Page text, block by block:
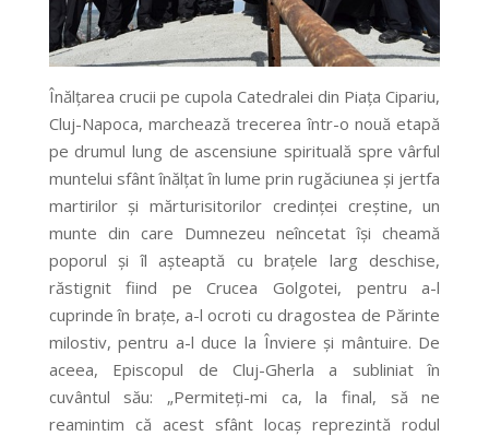
Înălțarea crucii pe cupola Catedralei din Piața Cipariu,
Cluj-Napoca, marchează trecerea într-o nouă etapă
pe drumul lung de ascensiune spirituală spre vârful
muntelui sfânt înălțat în lume prin rugăciunea și jertfa
martirilor și mărturisitorilor credinței creștine, un
munte din care Dumnezeu neîncetat își cheamă
poporul și îl așteaptă cu brațele larg deschise,
răstignit fiind pe Crucea Golgotei, pentru a-l
cuprinde în brațe, a-l ocroti cu dragostea de Părinte
milostiv, pentru a-l duce la Înviere și mântuire. De
aceea, Episcopul de Cluj-Gherla a subliniat în
cuvântul său: „Permiteți-mi ca, la final, să ne
reamintim că acest sfânt locaș reprezintă rodul